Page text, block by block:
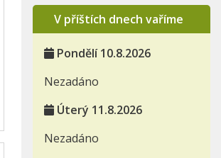
V příštích dnech vaříme
Pondělí 10.8.2026
Nezadáno
Úterý 11.8.2026
Nezadáno